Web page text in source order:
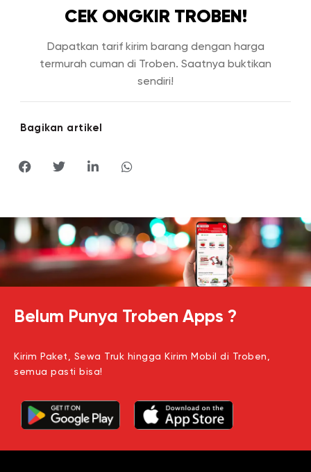
CEK ONGKIR TROBEN!
Dapatkan tarif kirim barang dengan harga
termurah cuman di Troben. Saatnya buktikan
sendiri!
Bagikan artikel
Belum Punya Troben Apps ?
Kirim Paket, Sewa Truk hingga Kirim Mobil di Troben,
semua pasti bisa!